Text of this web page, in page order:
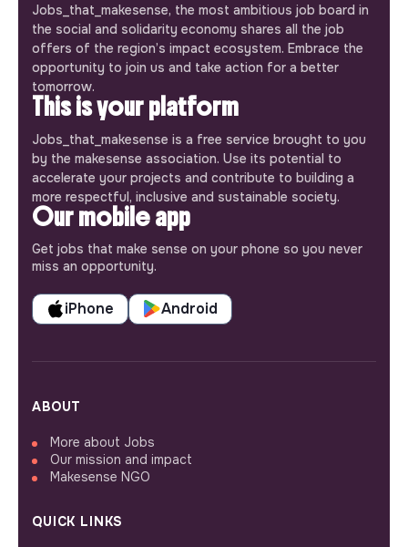
Jobs_that_makesense, the most ambitious job board in
the social and solidarity economy shares all the job
offers of the region’s impact ecosystem. Embrace the
opportunity to join us and take action for a better
tomorrow.
This is your platform
Jobs_that_makesense is a free service brought to you
by the makesense association. Use its potential to
accelerate your projects and contribute to building a
more respectful, inclusive and sustainable society.
Our mobile app
Get jobs that make sense on your phone so you never
miss an opportunity.
iPhone Android
ABOUT
More about Jobs
Our mission and impact
Makesense NGO
QUICK LINKS